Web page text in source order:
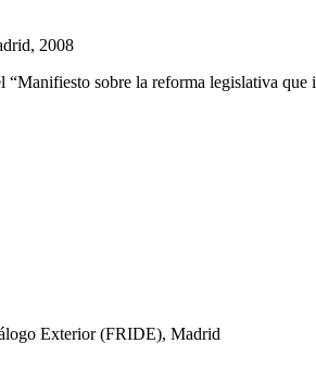
2008
“Manifiesto sobre la reforma legislativa
Exterior (FRIDE), Madrid